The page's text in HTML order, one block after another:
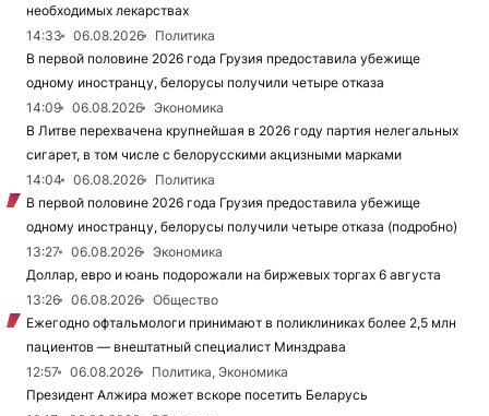
необходимых лекарствах
14:33
06.08.2026
Политика
В первой половине 2026 года Грузия предоставила убежище
одному иностранцу, белорусы получили четыре отказа
14:09
06.08.2026
Экономика
В Литве перехвачена крупнейшая в 2026 году партия нелегальных
сигарет, в том числе с белорусскими акцизными марками
14:04
06.08.2026
Политика
В первой половине 2026 года Грузия предоставила убежище
одному иностранцу, белорусы получили четыре отказа (подробно)
13:27
06.08.2026
Экономика
Доллар, евро и юань подорожали на биржевых торгах 6 августа
13:26
06.08.2026
Общество
Ежегодно офтальмологи принимают в поликлиниках более 2,5 млн
пациентов — внештатный специалист Минздрава
12:57
06.08.2026
Политика, Экономика
Президент Алжира может вскоре посетить Беларусь